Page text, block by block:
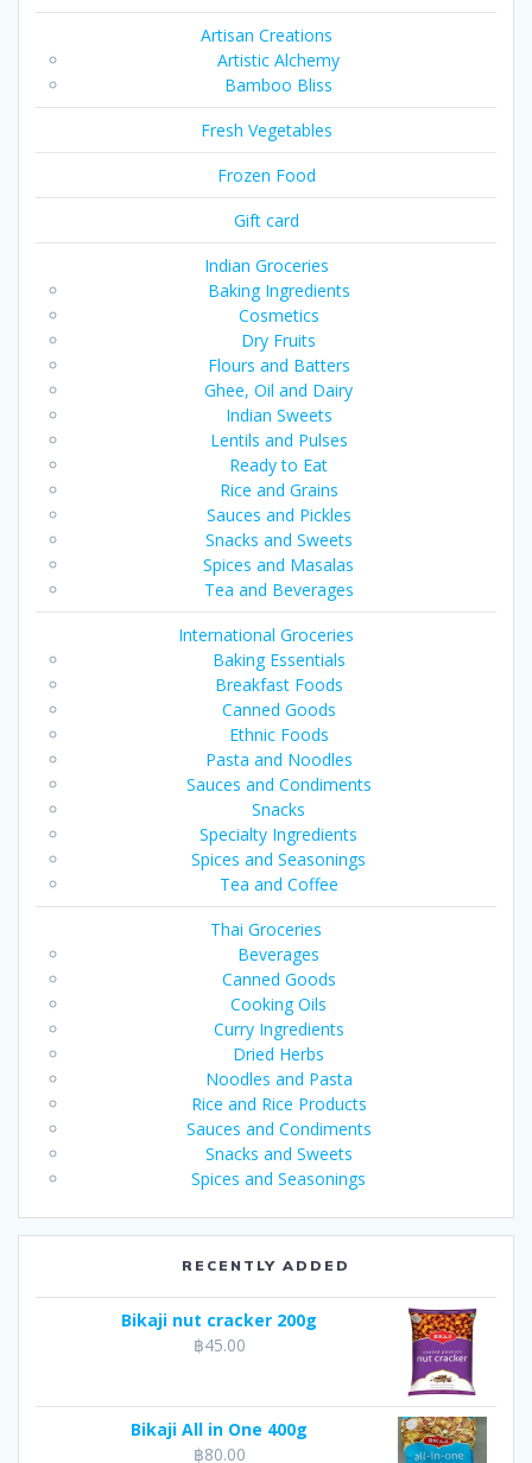
Artisan Creations
Artistic Alchemy
Bamboo Bliss
Fresh Vegetables
Frozen Food
Gift card
Indian Groceries
Baking Ingredients
Cosmetics
Dry Fruits
Flours and Batters
Ghee, Oil and Dairy
Indian Sweets
Lentils and Pulses
Ready to Eat
Rice and Grains
Sauces and Pickles
Snacks and Sweets
Spices and Masalas
Tea and Beverages
International Groceries
Baking Essentials
Breakfast Foods
Canned Goods
Ethnic Foods
Pasta and Noodles
Sauces and Condiments
Snacks
Specialty Ingredients
Spices and Seasonings
Tea and Coffee
Thai Groceries
Beverages
Canned Goods
Cooking Oils
Curry Ingredients
Dried Herbs
Noodles and Pasta
Rice and Rice Products
Sauces and Condiments
Snacks and Sweets
Spices and Seasonings
RECENTLY ADDED
Bikaji nut cracker 200g
฿45.00
Bikaji All in One 400g
฿80.00